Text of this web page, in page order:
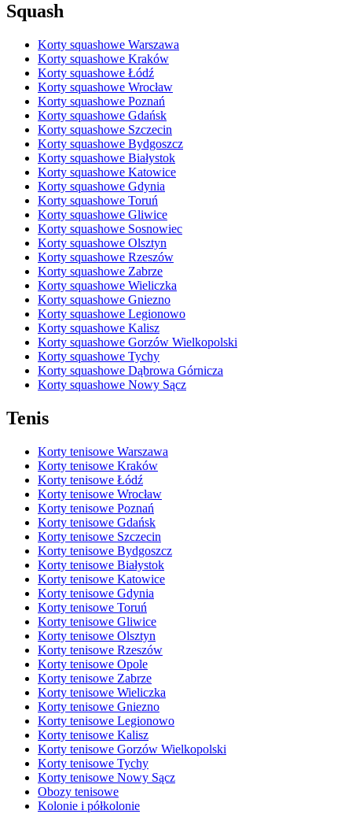
Squash
Korty squashowe Warszawa
Korty squashowe Kraków
Korty squashowe Łódź
Korty squashowe Wrocław
Korty squashowe Poznań
Korty squashowe Gdańsk
Korty squashowe Szczecin
Korty squashowe Bydgoszcz
Korty squashowe Białystok
Korty squashowe Katowice
Korty squashowe Gdynia
Korty squashowe Toruń
Korty squashowe Gliwice
Korty squashowe Sosnowiec
Korty squashowe Olsztyn
Korty squashowe Rzeszów
Korty squashowe Zabrze
Korty squashowe Wieliczka
Korty squashowe Gniezno
Korty squashowe Legionowo
Korty squashowe Kalisz
Korty squashowe Gorzów Wielkopolski
Korty squashowe Tychy
Korty squashowe Dąbrowa Górnicza
Korty squashowe Nowy Sącz
Tenis
Korty tenisowe Warszawa
Korty tenisowe Kraków
Korty tenisowe Łódź
Korty tenisowe Wrocław
Korty tenisowe Poznań
Korty tenisowe Gdańsk
Korty tenisowe Szczecin
Korty tenisowe Bydgoszcz
Korty tenisowe Białystok
Korty tenisowe Katowice
Korty tenisowe Gdynia
Korty tenisowe Toruń
Korty tenisowe Gliwice
Korty tenisowe Olsztyn
Korty tenisowe Rzeszów
Korty tenisowe Opole
Korty tenisowe Zabrze
Korty tenisowe Wieliczka
Korty tenisowe Gniezno
Korty tenisowe Legionowo
Korty tenisowe Kalisz
Korty tenisowe Gorzów Wielkopolski
Korty tenisowe Tychy
Korty tenisowe Nowy Sącz
Obozy tenisowe
Kolonie i półkolonie